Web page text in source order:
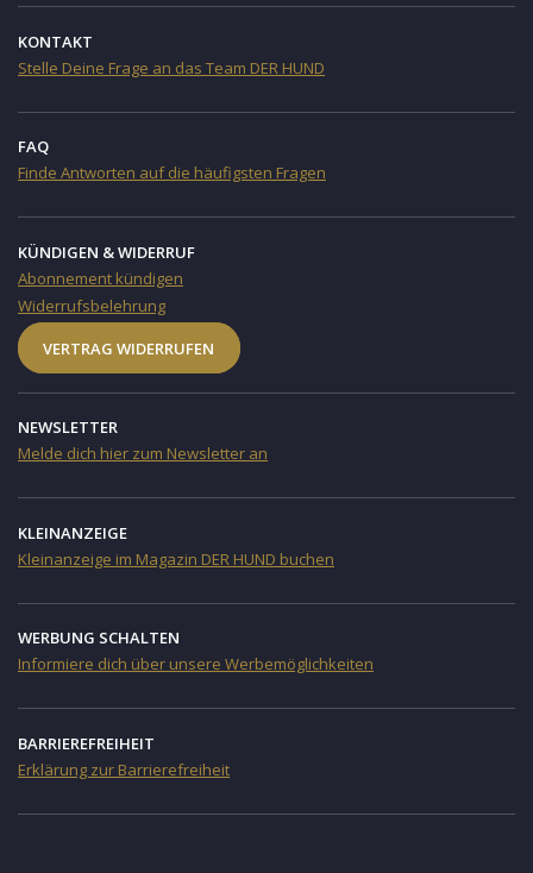
KONTAKT
Stelle Deine Frage an das Team DER HUND
FAQ
Finde Antworten auf die häufigsten Fragen
KÜNDIGEN & WIDERRUF
Abonnement kündigen
Widerrufsbelehrung
VERTRAG WIDERRUFEN
NEWSLETTER
Melde dich hier zum Newsletter an
KLEINANZEIGE
Kleinanzeige im Magazin DER HUND buchen
WERBUNG SCHALTEN
Informiere dich über unsere Werbemöglichkeiten
BARRIEREFREIHEIT
Erklärung zur Barrierefreiheit